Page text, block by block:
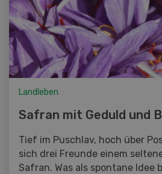
Landleben
Safran mit Geduld und
Tief im Puschlav, hoch über
sich drei Freunde einem
Safran. Was als spontane Idee